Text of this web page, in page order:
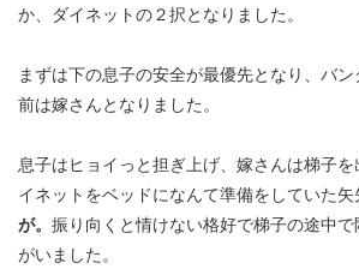
か、ダイネットの２択となりました。
まずは下の息子の安全が最優先となり、バ
前は嫁さんとなりました。
息子はヒョイっと担ぎ上げ、嫁さんは梯子
イネットをベッドになんて準備をしていた矢
が。 振り向くと情けない格好で梯子の途中
がいました。